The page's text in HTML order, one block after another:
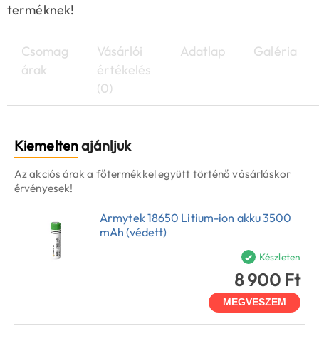
terméknek!
Csomag
árak
Vásárlói
értékelés
(0)
Adatlap Galéria
Kiemeltenajánljuk
Az akciós árak a főtermékkel együtt történő vásárláskor
érvényesek!
Armytek 18650 Litium-ion akku 3500
mAh (védett)
Készleten
8 900 Ft
MEGVESZEM